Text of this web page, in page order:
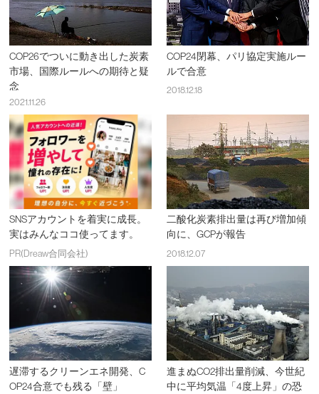
COP26でついに動き出した炭素
市場、国際ルールへの期待と疑
念
2021.11.26
COP24閉幕、パリ協定実施ルー
ルで合意
2018.12.18
SNSアカウントを着実に成長。
実はみんなココ使ってます。
PR(Dreaw合同会社)
二酸化炭素排出量は再び増加傾
向に、GCPが報告
2018.12.07
遅滞するクリーンエネ開発、C
OP24合意でも残る「壁」
進まぬCO2排出量削減、今世紀
中に平均気温「4度上昇」の恐